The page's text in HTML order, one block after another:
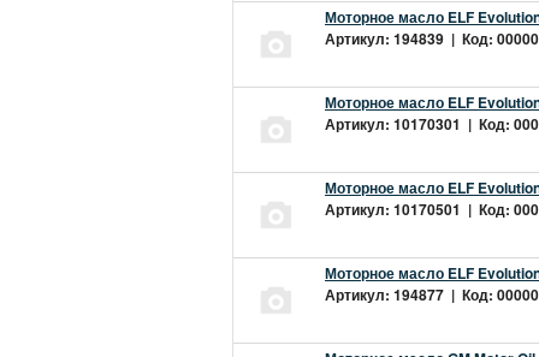
Моторное масло ELF
Артикул: 194839 | Код:
Моторное масло ELF
Артикул: 10170301 | Код:
Моторное масло ELF
Артикул: 10170501 | Код:
Моторное масло ELF
Артикул: 194877 | Код: